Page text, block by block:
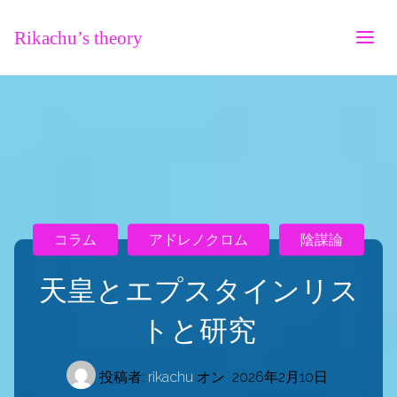
Rikachu’s theory
天皇とエプスタインリス
トと研究
投稿者: rikachu オン 2026年2月10日
コラム アドレノクロム 陰謀論